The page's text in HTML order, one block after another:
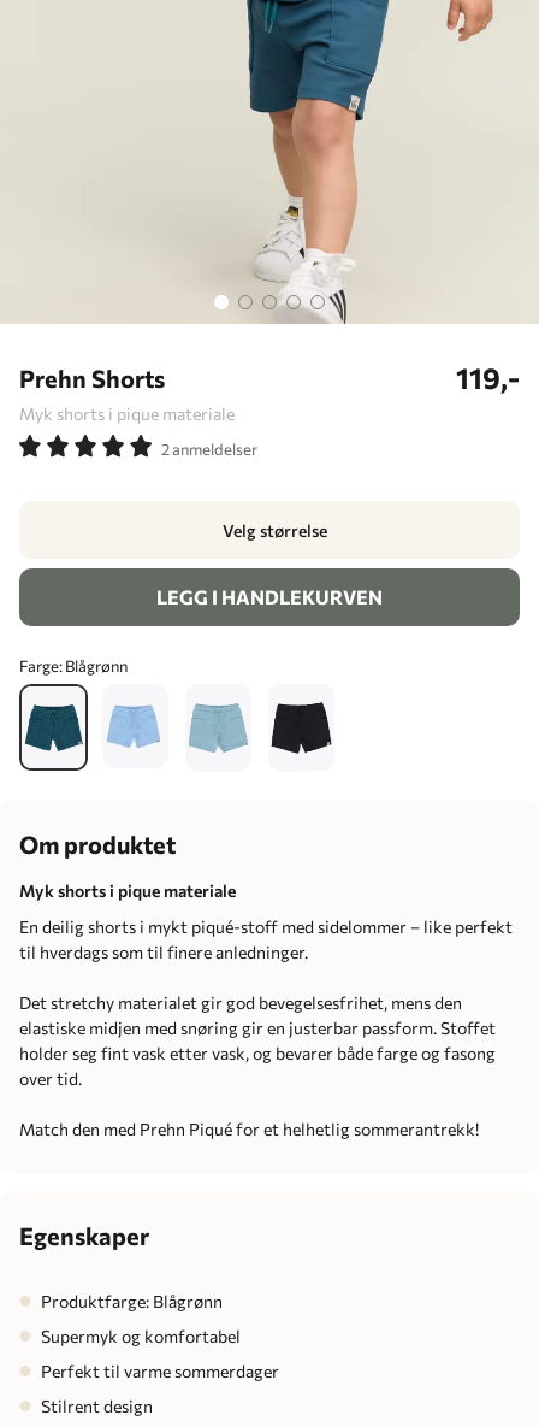
Prehn Shorts
Myk shorts i pique materiale
119,-
2 anmeldelser
Velg størrelse
LEGG I HANDLEKURVEN
Farge:Blågrønn
Om produktet
Myk shorts i pique materiale
En deilig shorts i mykt piqué-stoff med sidelommer – like perfekt
til hverdags som til finere anledninger.
Det stretchy materialet gir god bevegelsesfrihet, mens den
elastiske midjen med snøring gir en justerbar passform. Stoffet
holder seg fint vask etter vask, og bevarer både farge og fasong
over tid.
Match den med Prehn Piqué for et helhetlig sommerantrekk!
Egenskaper
Produktfarge: Blågrønn
Supermyk og komfortabel
Perfekt til varme sommerdager
Stilrent design